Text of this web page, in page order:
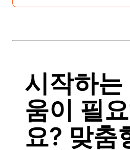
시작하는
움이 필
요? 맞춤